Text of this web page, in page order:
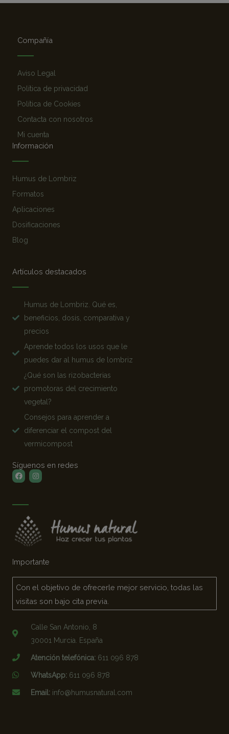
Compañía
Aviso Legal
Política de privacidad
Política de Cookies
Contacta con nosotros
Mi cuenta
Información
Humus de Lombriz
Formatos
Aplicaciones
Dosificaciones
Blog
Artículos destacados
Humus de Lombriz. Qué es,
beneficios, dosis, comparativa y
precios
Aprende todos los usos que le
puedes dar al humus de lombriz
¿Qué son las rizobacterias
promotoras del crecimiento
vegetal?
Consejos para aprender a
diferenciar el compost del
vermicompost
Síguenos en redes
FacebookInstagram
Importante
Con el objetivo de ofrecerle mejor servicio, todas las
visitas son bajo cita previa.
Calle San Antonio, 8
30001 Murcia. España
Atención telefónica:611 096 878
WhatsApp:611 096 878
Email:info@humusnatural.com